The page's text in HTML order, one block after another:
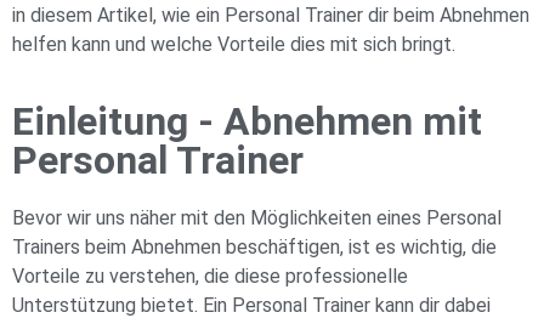
in diesem Artikel, wie ein Personal Trainer dir beim Abnehmen
helfen kann und welche Vorteile dies mit sich bringt.
Einleitung - Abnehmen mit
Personal Trainer
Bevor wir uns näher mit den Möglichkeiten eines Personal
Trainers beim Abnehmen beschäftigen, ist es wichtig, die
Vorteile zu verstehen, die diese professionelle
Unterstützung bietet. Ein Personal Trainer kann dir dabei